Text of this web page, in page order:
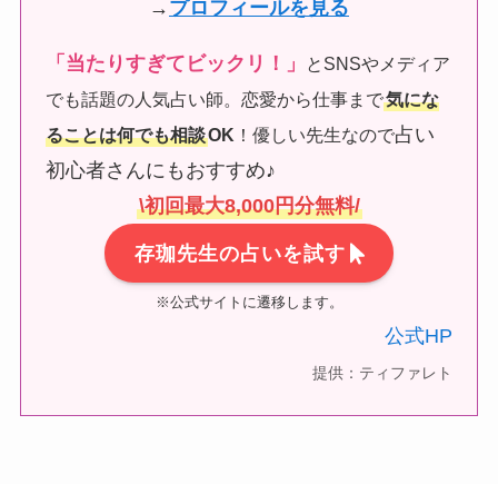
→ プロフィールを見る
「当たりすぎてビックリ！」
とSNSやメディア
でも話題の人気占い師。恋愛から仕事まで気にな
ることは何でも相談OK ！優しい先生なので占い
初心者さんにもおすすめ♪
\初回最大8,000円分無料/
存珈先生の占いを試す
※公式サイトに遷移します。
公式HP
提供：ティファレト